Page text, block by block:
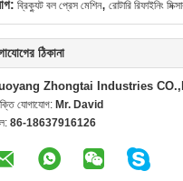
ব্রিক্যুট বল প্রেস মেশিন রোটারি রিফাইনিং
ঠিকানা
Zhongtai Industries
যোগাযোগ: Mr. David
86-18637916126